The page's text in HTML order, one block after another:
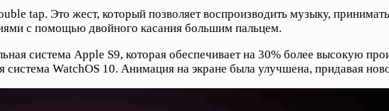
tap. Это жест, который позволяет воспроизводить музыку,
с помощью двойного касания большим пальцем.
система Apple S9, которая обеспечивает на 30% более высокую
система WatchOS 10. Анимация на экране была улучшена, придавая